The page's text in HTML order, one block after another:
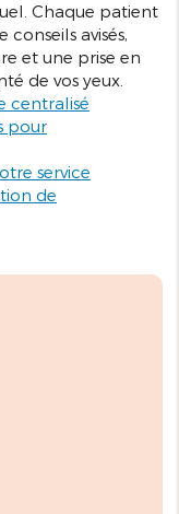
Chaque patient
avisés,
et une prise en
de vos yeux.
centralisé
pour
service
de